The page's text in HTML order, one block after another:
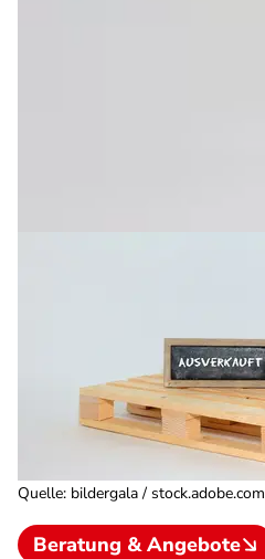
Quelle: bildergala / stock.adobe.com
Beratung & Angebote